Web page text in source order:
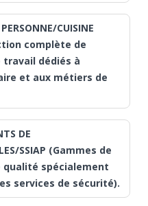
CUISINE
complète de
dédiés à
et aux métiers de
DE
SSIAP (Gammes de
spécialement
services de sécurité).